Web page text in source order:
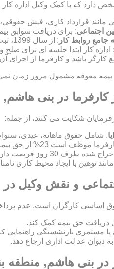
دارد که با کمک وکیل اداره
مانند قرارداد کاری، فیش
اجتماعی: برای دریافت سوابق
جامع روابط کار : از سال 1399، ثبت شکایت به صورت الکترونیکی در این سامانه انجام می شود.
: اداره کار ابتدا جلسه ای برای
کارگر باشد و کارفرما از اجرای
معوقه مشمول مرور زمان نمی
کارفرما در بنی
شکایت می کنند، از جمله:
: شامل حقوق ماهانه، عیدی،
است 23% از حق بیمه را پرداخت کند و 7% از حقوق کارگر کسر می شود.
دارد برای بازگشت به کار یا دریافت بیمه بیکاری شکایت کند.
توهین یا ایجاد محیط کاری
و نقش وکیل
اساسی کارگران است. عدم
دریافت حق بیمه کمک کند.
یا مستمری بازنشستگی راهنمایی
دیوان عدالت اداری ارجاع دهد.
در بنی هاشم, منطقه